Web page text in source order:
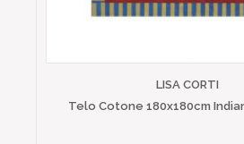
LISA CORTI
Telo Cotone 180x180cm